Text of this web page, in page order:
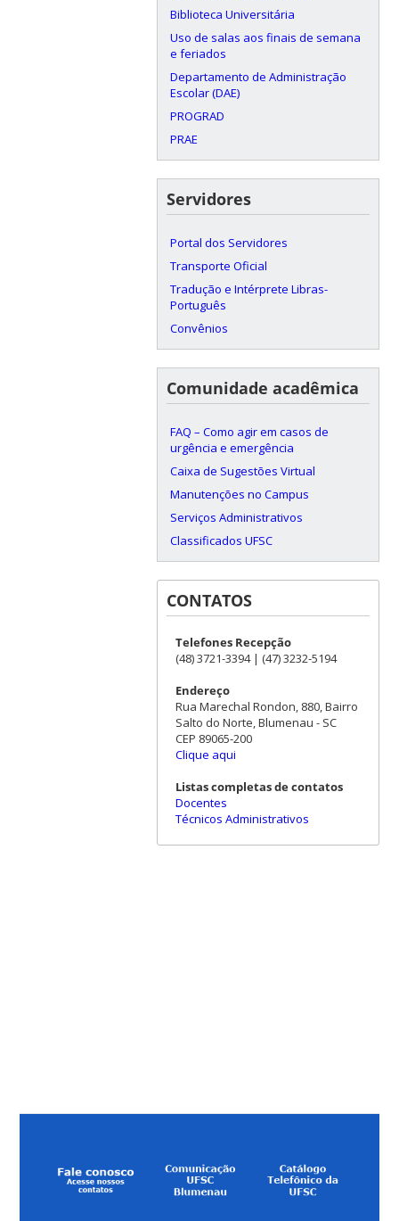
Biblioteca Universitária
Uso de salas aos finais de semana
e feriados
Departamento de Administração
Escolar (DAE)
PROGRAD
PRAE
Servidores
Portal dos Servidores
Transporte Oficial
Tradução e Intérprete Libras-
Português
Convênios
Comunidade acadêmica
FAQ – Como agir em casos de
urgência e emergência
Caixa de Sugestões Virtual
Manutenções no Campus
Serviços Administrativos
Classificados UFSC
CONTATOS
Telefones Recepção
(48) 3721-3394 | (47) 3232-5194
Endereço
Rua Marechal Rondon, 880, Bairro
Salto do Norte, Blumenau - SC
CEP 89065-200
Clique aqui
Listas completas de contatos
Docentes
Técnicos Administrativos